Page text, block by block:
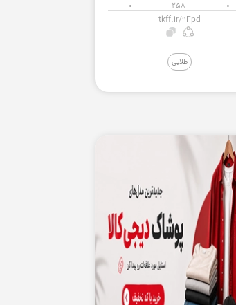
0 258 0
tkff.ir/9Fpd
طلایی